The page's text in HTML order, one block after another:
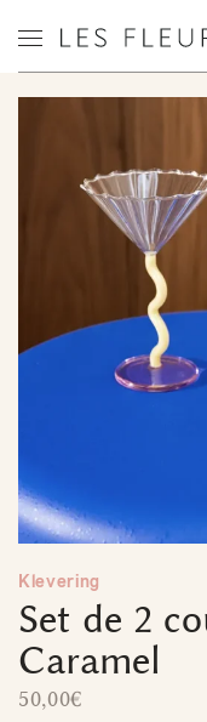
Klevering
Set de 2
Caramel
50,00€